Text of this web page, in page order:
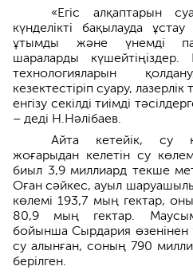
«Егіс алқаптарын
күнделікті бақылауда
ұтымды және үнемді
шараларды
технологияларын
кезектестіріп суару, лазерлік
енгізу секілді тиімді
– деді Н.Нәлібаев.
Айта кетейік, су
жоғарыдан келетін су
биыл 3,9 миллиард текше
Оған сәйкес, ауыл
көлемі 193,7 мың гектар,
80,9 мың гектар.
бойынша Сырдария
су алынған, соның 790
берілген.